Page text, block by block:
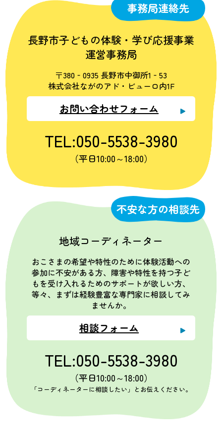
事務局連絡先
長野市子どもの体験・学び応援事業
運営事務局
〒380‐0935 長野市中御所1‐53
株式会社ながのアド・ビューロ内1F
お問い合わせフォーム
TEL:050-5538-3980
（平日10:00～18:00）
不安な方の相談先
地域コーディネーター
おこさまの希望や特性のために体験活動への
参加に不安がある方、障害や特性を持つ子ど
もを受け入れるためのサポートが欲しい方、
等々、まずは経験豊富な専門家に相談してみ
ませんか。
相談フォーム
TEL:050-5538-3980
（平日10:00～18:00）
「コーディネーターに相談したい」とお伝えください。